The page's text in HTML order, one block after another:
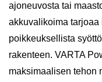
ajoneuvosta tai
akkuvalikoima tarjoaa
poikkeuksellista
rakenteen. VARTA
maksimaalisen tehon